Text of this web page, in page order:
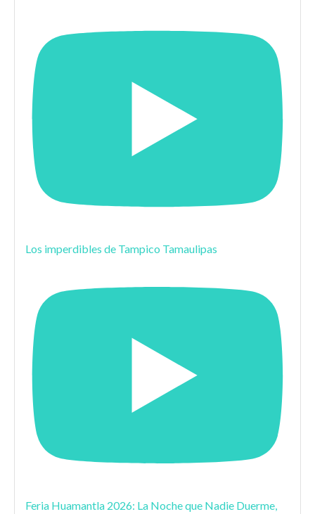
Los imperdibles de Tampico Tamaulipas
Feria Huamantla 2026: La Noche que Nadie Duerme,